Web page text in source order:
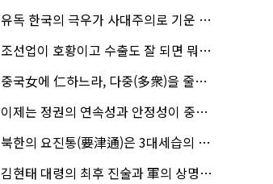
유독 한국의 극우가 사대주의로 기운 이
조선업이 호황이고 수출도 잘 되면 뭐하
중국女에 仁하느라, 다중(多衆)을 줄세
이제는 정권의 연속성과 안정성이 중요
북한의 요진통(要津通)은 3대세습의 사
김현태 대령의 최후 진술과 軍의 상명하